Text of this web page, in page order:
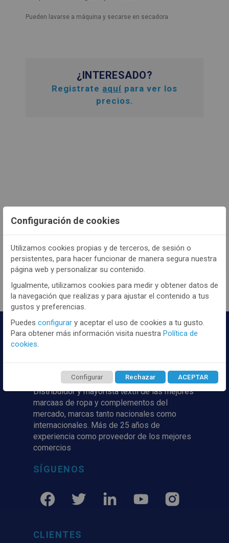
Pueden lavarse a máquina y secarse en secadora
¿INTERESADO?
Registrate aquí para ver los
precios.
TENEMOS MUCHOS MÁS !
Registrateaquípara poder ver todo el
contenido y los precios.
Distribuidor y mayorista textil de las mejores
marcaas de ropa y complementos del
mercado, marcas tanto nacionales como
internacionales. Más de 25 años de
experiencia como proveedor de los mejores
comercios
SÍGUENOS
CLIENTES
Configuración de cookies
Utilizamos cookies propias y de terceros, de sesión o
persistentes, para hacer funcionar de manera segura nuestra
página web y personalizar su contenido.
Igualmente, utilizamos cookies para medir y obtener datos de
la navegación que realizas y para ajustar el contenido a tus
gustos y preferencias.
Puedes configurar y aceptar el uso de cookies a tu gusto.
Para obtener más información visita nuestra Política de
cookies
Configurar Rechazar ACEPTAR